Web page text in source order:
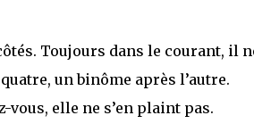
Toujours dans le courant, il
un binôme après l’autre.
vous, elle ne s’en plaint pas.